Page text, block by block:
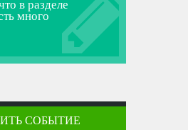
в разделе
много
СОБЫТИЕ